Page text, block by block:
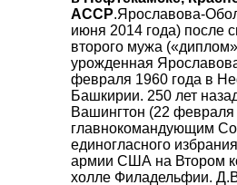
АССР.Ярославова-
июня 2014 года)
второго мужа
урожденная
февраля 1960 года в
Башкирии. 250 лет
Вашингтон (22
главнокомандующим
единогласного
армии США на Втором
холле Филадельфии.